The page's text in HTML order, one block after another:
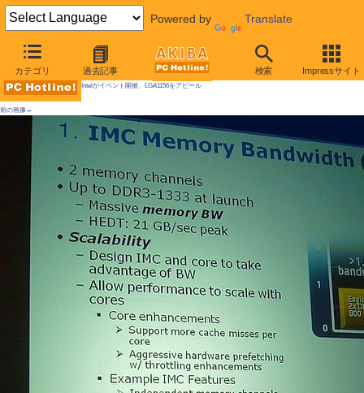
Powered by Translate
カテゴリ 過去記事 検索 Impressサイト
AKIBA PC Hotline! 2009年9月12日号
Intelがイベント開催、LGA1156をアピール
前の画像←